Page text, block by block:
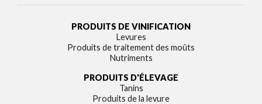
PRODUITS DE VINIFICATION
Levures
Produits de traitement des moûts
Nutriments
PRODUITS D'ÉLEVAGE
Tanins
Produits de la levure